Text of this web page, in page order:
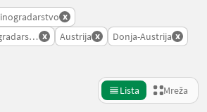
x
x Austrija x Donja-Austrija x
Lista Mreža